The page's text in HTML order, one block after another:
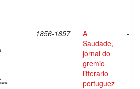
1856-1857
A
Saudade,
jornal do
gremio
litterario
portuguez
-